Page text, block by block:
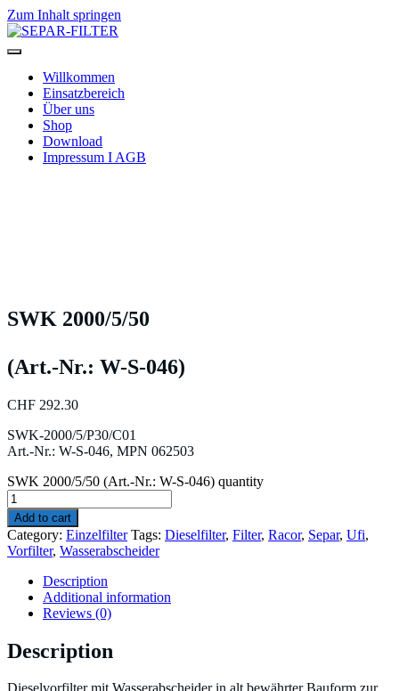
Zum Inhalt springen
SEPAR-FILTER
Willkommen
Einsatzbereich
Über uns
Shop
Download
Impressum I AGB
SWK 2000/5/50
(Art.-Nr.: W-S-046)
CHF 292.30
SWK-2000/5/P30/C01
Art.-Nr.: W-S-046, MPN 062503
SWK 2000/5/50 (Art.-Nr.: W-S-046) quantity
Add to cart
Category: Einzelfilter Tags: Dieselfilter, Filter, Racor, Separ, Ufi,
Vorfilter, Wasserabscheider
Description
Additional information
Reviews (0)
Description